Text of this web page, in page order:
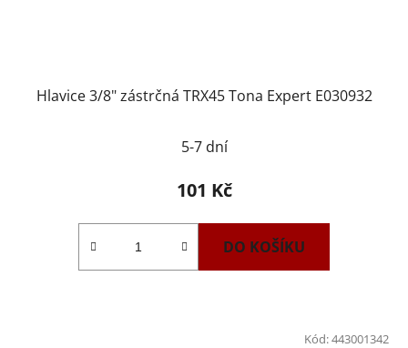
Hlavice 3/8" zástrčná TRX45 Tona Expert E030932
5-7 dní
101 Kč
DO KOŠÍKU
Kód:443001342